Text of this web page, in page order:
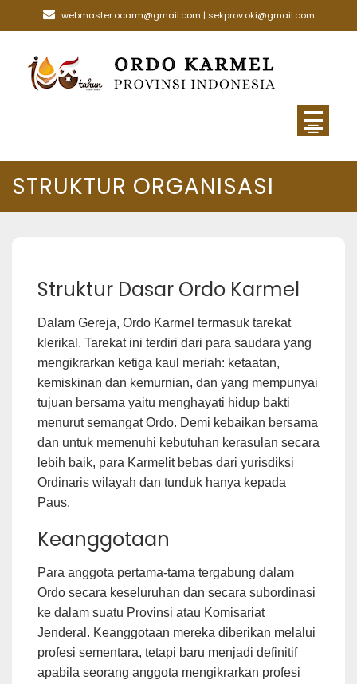
to
webmaster.ocarm@gmail.com | sekprov.oki@gmail.com
STRUKTUR ORGANISASI
Struktur Dasar Ordo Karmel
Dalam Gereja, Ordo Karmel termasuk tarekat
klerikal. Tarekat ini terdiri dari para saudara yang
mengikrarkan ketiga kaul meriah: ketaatan,
kemiskinan dan kemurnian, dan yang mempunyai
tujuan bersama yaitu menghayati hidup bakti
menurut semangat Ordo. Demi kebaikan bersama
dan untuk memenuhi kebutuhan kerasulan secara
lebih baik, para Karmelit bebas dari yurisdiksi
Ordinaris wilayah dan tunduk hanya kepada
Paus.
Keanggotaan
Para anggota pertama-tama tergabung dalam
Ordo secara keseluruhan dan secara subordinasi
ke dalam suatu Provinsi atau Komisariat
Jenderal. Keanggotaan mereka diberikan melalui
profesi sementara, tetapi baru menjadi definitif
apabila seorang anggota mengikrarkan profesi